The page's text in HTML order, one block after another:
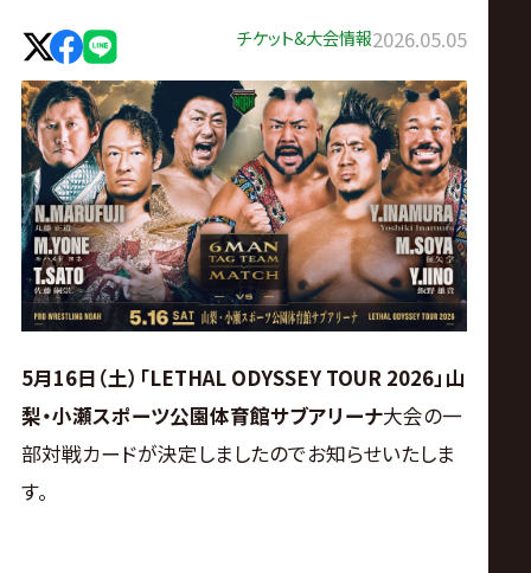
ロ
レ
ス
リ
ン
グ・
ノ
ア
チケット&大会情報2026.05.05
5月16日（土）「LETHAL ODYSSEY TOUR 2026」 山
梨・小瀬スポーツ公園体育館サブアリーナ大会の一
部対戦カードが決定しましたのでお知らせいたしま
す。